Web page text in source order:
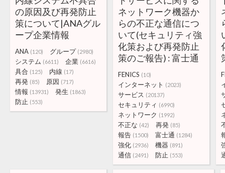
の原因及び再発防止
策について|ANAグル
ープ企業情報
ANA (120) グループ (2980)
システム (6611) 企業 (6616)
具合 (125) 内線 (17)
再発 (85) 原因 (717)
情報 (13931) 発生 (1863)
防止 (553)
ネットワーク機器か
らの不正な通信につ
いて(セキュリティ強
化策および再発防止
策のご報告) : 富士通
FENICS (10)
インターネット (2023)
サービス (20137)
セキュリティ (6990)
ネットワーク (1992)
不正な (42) 再発 (85)
報告 (1500) 富士通 (1284)
強化 (2936) 機器 (891)
通信 (2491) 防止 (553)